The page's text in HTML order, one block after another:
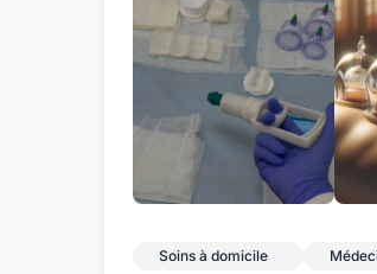
Soins à domicile